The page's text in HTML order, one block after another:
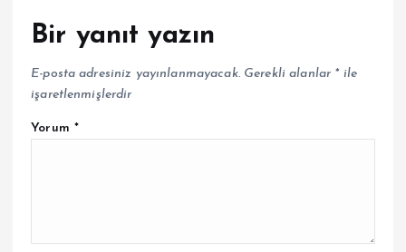
Bir yanıt yazın
E-posta adresiniz yayınlanmayacak. Gerekli alanlar *ile
işaretlenmişlerdir
Yorum *